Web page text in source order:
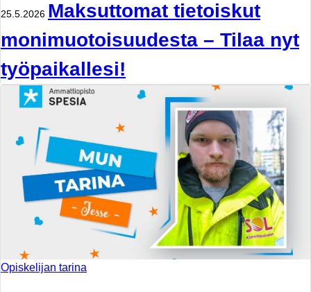
25.5.2026 Maksuttomat tietoiskut
monimuotoisuudesta – Tilaa nyt
työpaikallesi!
Opiskelijan tarina